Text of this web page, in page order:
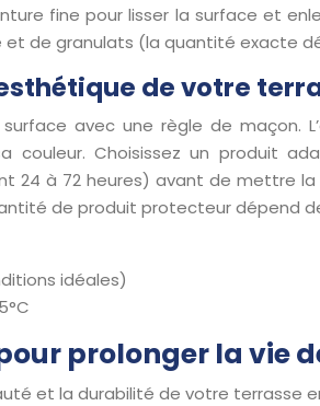
fine pour lisser la surface et
et de granulats (la quantité exacte
de votre
avec une règle de
couleur. Choisissez un produit
24 à 72 heures) avant de mettre
de produit protecteur dépend
idéales)
prolonger la vie
et la durabilité de votre terrasse